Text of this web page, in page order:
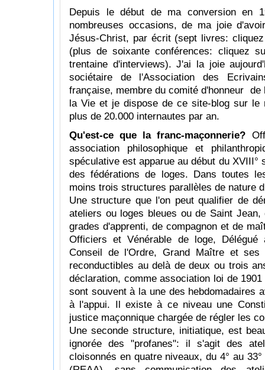
Depuis le début de ma conversion en
nombreuses occasions, de ma joie
Jésus-Christ, par écrit (sept livres:
(plus de soixante conférences: cliquez
trentaine d'interviews). J'ai la joie
sociétaire de l'Association des
française, membre du comité d'honneur
la Vie et je dispose de ce site-blog sur
plus de 20.000 internautes par an.
Qu'est-ce que la franc-maçonnerie?
association philosophique et
spéculative est apparue au début du XVIII°
des fédérations de loges. Dans toutes
moins trois structures parallèles de nature
Une structure que l'on peut qualifier de
ateliers ou loges bleues ou de Saint
grades d'apprenti, de compagnon et de
Officiers et Vénérable de loge, Délégué
Conseil de l'Ordre, Grand Maître et
reconductibles au delà de deux ou trois
déclaration, comme association loi de
sont souvent à la une des hebdomadaires
à l'appui. Il existe à ce niveau une
justice maçonnique chargée de régler les
Une seconde structure, initiatique, est
ignorée des "profanes": il s'agit des
cloisonnés en quatre niveaux, du 4° au